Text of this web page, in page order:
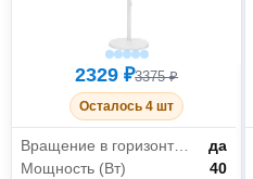
2329 ₽3375 ₽
Осталось 4 шт
Вращение в горизонтальной плоскости
да
Мощность (Вт)
40